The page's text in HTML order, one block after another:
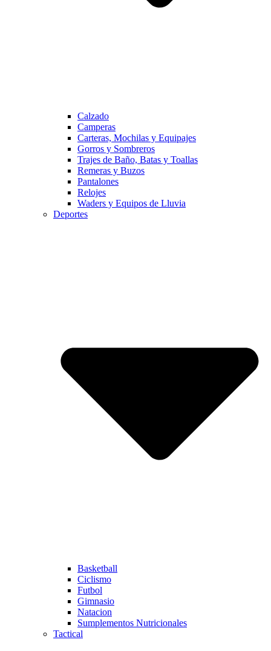
Calzado
Camperas
Carteras, Mochilas y Equipajes
Gorros y Sombreros
Trajes de Baño, Batas y Toallas
Remeras y Buzos
Pantalones
Relojes
Waders y Equipos de Lluvia
Deportes
Basketball
Ciclismo
Futbol
Gimnasio
Natacion
Sumplementos Nutricionales
Tactical